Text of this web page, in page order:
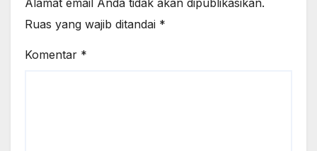
Alamat email Anda tidak akan dipublikasikan.
Ruas yang wajib ditandai *
Komentar *